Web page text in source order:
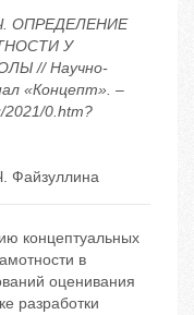
ОПРЕДЕЛЕНИЕ
У
// Научно-
«Концепт». –
2021/0.htm?
Файзуллина
концептуальных
в
оценивания
разработки